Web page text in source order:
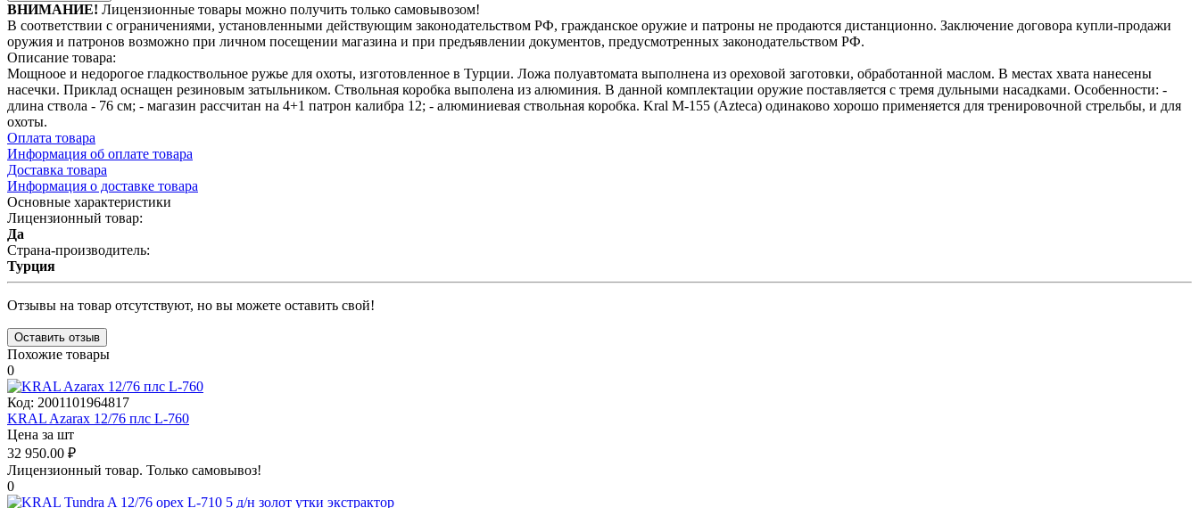
ВНИМАНИЕ! Лицензионные товары можно получить только самовывозом!
В соответствии с ограничениями, установленными действующим законодательством РФ, гражданское оружие и патроны не продаются дистанционно. Заключение договора купли-продажи
оружия и патронов возможно при личном посещении магазина и при предъявлении документов, предусмотренных законодательством РФ.
Описание товара:
Мощноое и недорогое гладкоствольное ружье для охоты, изготовленное в Турции. Ложа полуавтомата выполнена из ореховой заготовки, обработанной маслом. В местах хвата нанесены
насечки. Приклад оснащен резиновым затыльником. Ствольная коробка выполена из алюминия. В данной комплектации оружие поставляется с тремя дульными насадками. Особенности: -
длина ствола - 76 см; - магазин рассчитан на 4+1 патрон калибра 12; - алюминиевая ствольная коробка. Kral М-155 (Azteca) одинаково хорошо применяется для тренировочной стрельбы, и для
охоты.
Оплата товара
Информация об оплате товара
Доставка товара
Информация о доставке товара
Основные характеристики
Лицензионный товар:
Да
Страна-производитель:
Турция
Отзывы на товар отсутствуют, но вы можете оставить свой!
Оставить отзыв
Похожие товары
0
Код: 2001101964817
KRAL Azarax 12/76 плс L-760
Цена за шт
32 950.00 ₽
Лицензионный товар. Только самовывоз!
0